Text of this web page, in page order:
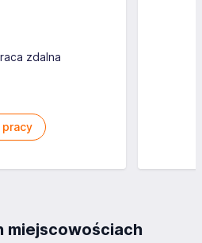
zdalna
miejscowościach